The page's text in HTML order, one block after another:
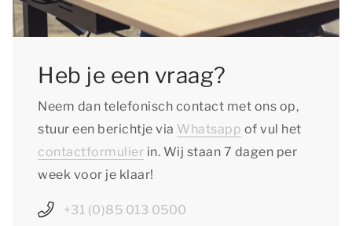
Heb je een vraag?
Neem dan telefonisch contact met ons op,
stuur een berichtje via Whatsapp of vul het
contactformulier in. Wij staan 7 dagen per
week voor je klaar!
+31 (0)85 013 0500